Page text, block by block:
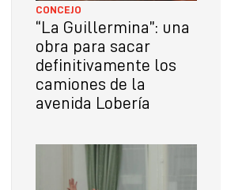
CONCEJO
“La Guillermina”: una
obra para sacar
definitivamente los
camiones de la
avenida Lobería